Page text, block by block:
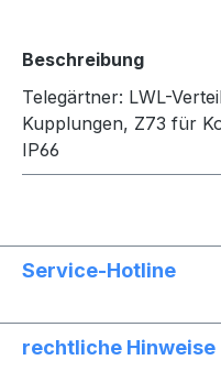
Beschreibung
Telegärtner: LWL-
Kupplungen, Z73 für
IP66
Service-Hotline
rechtliche Hinweise